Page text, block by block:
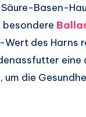
Basen-
Wert des Harns
eine
die